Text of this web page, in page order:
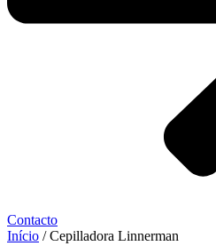
Contacto
Início / Cepilladora Linnerman